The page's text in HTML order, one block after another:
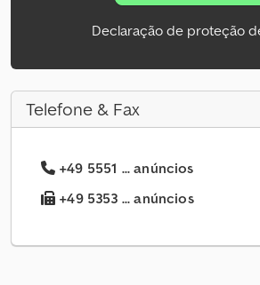
Declaração de proteção
Telefone & Fax
+49 5551 ... anúncios
+49 5353 ... anúncios